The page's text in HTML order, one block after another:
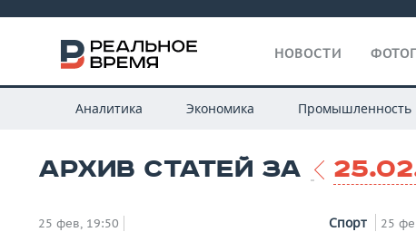
НОВОСТИ
Аналитика Экономика Промышленность
АРХИВ СТАТЕЙ ЗА
25 фев, 19:50 Спорт 25